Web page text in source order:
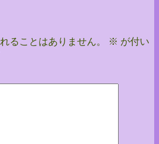
ることはありません。 ※ が付い